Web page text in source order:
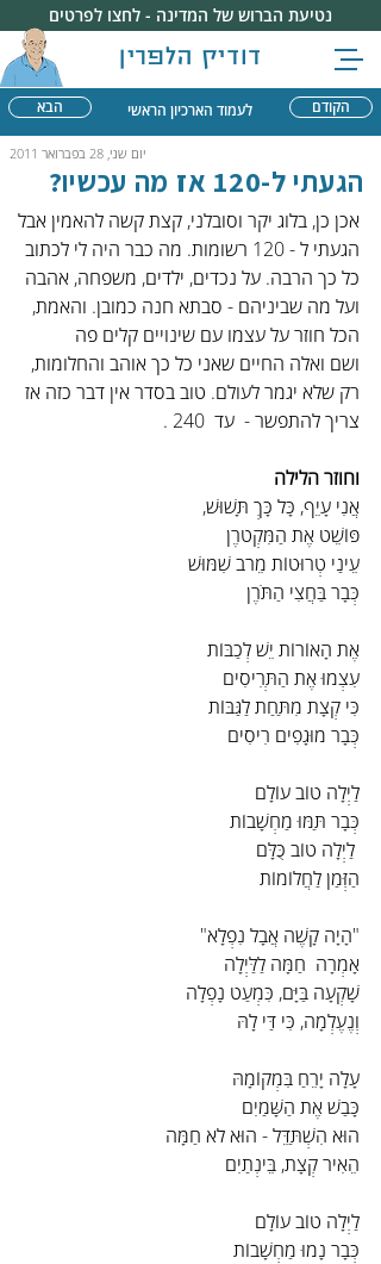
דודיק הלפרין
נטיעת הברוש של המדינה - לחצו לפרטים
הבא הקודם לעמוד הארכיון הראשי
יום שני, 28 בפברואר 2011
הגעתי ל-120 אז מה עכשיו?
אכן כן, בלוג יקר וסובלני, קצת קשה להאמין אבל
הגעתי ל - 120 רשומות. מה כבר היה לי לכתוב
כל כך הרבה. על נכדים, ילדים, משפחה, אהבה
ועל מה שביניהם - סבתא חנה כמובן. והאמת,
הכל חוזר על עצמו עם שינויים קלים פה
ושם ואלה החיים שאני כל כך אוהב והחלומות,
רק שלא יגמר לעולם. טוב בסדר אין דבר כזה אז
צריך להתפשר -  עד  240 .
וחוזר הלילה
אֲנִי עָיֵף, כָּל כָּךְ תָּשׁוּשׁ,
פּוֹשֵׁט אֶת הַמִּקְטֹרֶן
עֵינַי טְרוּטוֹת מֵרֹב שִׁמּוּשׁ
כְּבָר בַּחֲצִי הַתֹּרֶן
אֶת הָאוֹרוֹת יֵשׁ לְכַבּוֹת
עִצְמוּ אֶת הַתְּרִיסִים
כִּי קְצָת מִתַּחַת לַגַּבּוֹת
כְּבָר מוּגָפִים רִיסִים
לַיְלָה טוֹב עוֹלָם
כְּבָר תַּמּוּ מַחְשָׁבוֹת
לַיְלָה טוֹב כֻּלָּם
הַזְּמַן לַחֲלוֹמוֹת
"הָיָה קָשֶׁה אֲבָל נִפְלָא"
אָמְרָה  חַמָּה לַלַּיְלָה
שָׁקְעָה בַּיָּם, כִּמְעַט נָפְלָה
וְנֶעֶלְמָה, כִּי דַּי לָהּ
עָלָה יָרֵחַ בִּמְקוֹמָהּ
כָּבַשׁ אֶת הַשָּׁמַיִם
הוּא הִשְׁתַּדֵּל - הוּא לֹא חַמָּה
הֵאִיר קְצָת, בֵּינְתַיִם
לַיְלָה טוֹב עוֹלָם
כְּבָר נָמוּ מַחְשָׁבוֹת